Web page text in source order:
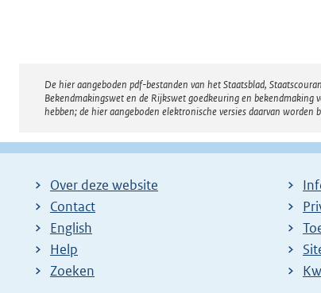
Disclaimer
De hier aangeboden pdf-bestanden van het Staatsblad,
Bekendmakingswet en de Rijkswet goedkeuring en
hebben; de hier aangeboden elektronische versies daarvan worden
Over deze website
Contact
English
Help
Zoeken
E